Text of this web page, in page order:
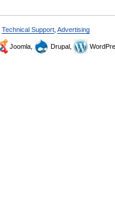
Technical Support Advertising
Joomla, Drupal,